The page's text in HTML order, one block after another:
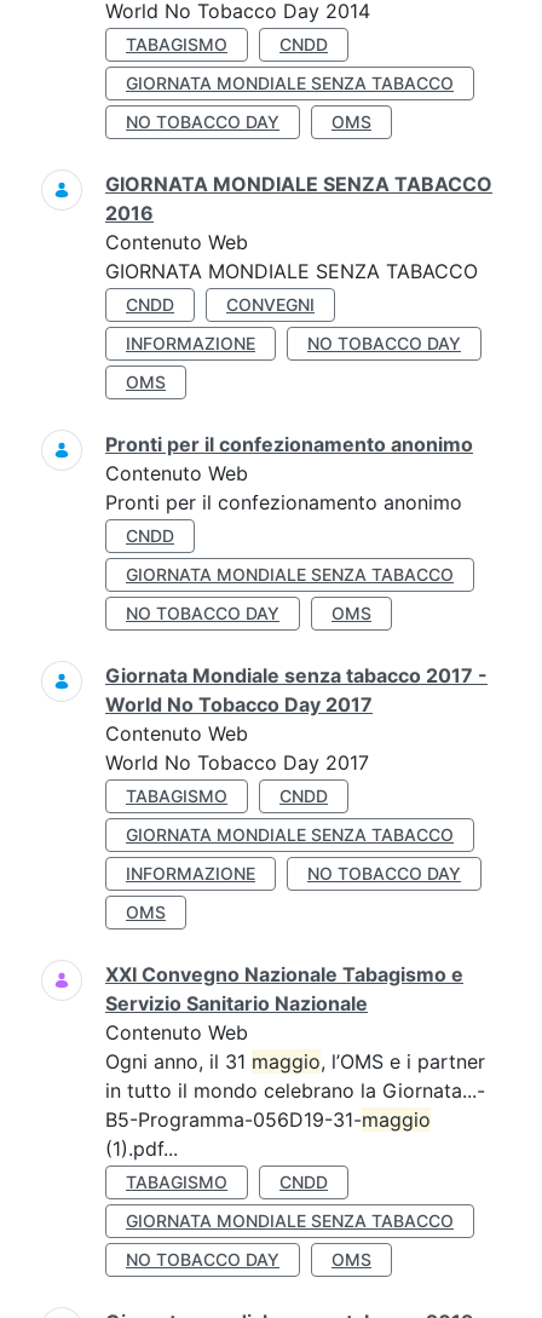
World No Tobacco Day 2014
TABAGISMO
CNDD
GIORNATA MONDIALE SENZA TABACCO
NO TOBACCO DAY
OMS
GIORNATA MONDIALE SENZA TABACCO
2016
Contenuto Web
GIORNATA MONDIALE SENZA TABACCO
CNDD
CONVEGNI
INFORMAZIONE
NO TOBACCO DAY
OMS
Pronti per il confezionamento anonimo
Contenuto Web
Pronti per il confezionamento anonimo
CNDD
GIORNATA MONDIALE SENZA TABACCO
NO TOBACCO DAY
OMS
Giornata Mondiale senza tabacco 2017 -
World No Tobacco Day 2017
Contenuto Web
World No Tobacco Day 2017
TABAGISMO
CNDD
GIORNATA MONDIALE SENZA TABACCO
INFORMAZIONE
NO TOBACCO DAY
OMS
XXI Convegno Nazionale Tabagismo e
Servizio Sanitario Nazionale
Contenuto Web
Ogni anno, il 31 maggio, l’OMS e i partner
in tutto il mondo celebrano la Giornata...-
B5-Programma-056D19-31-maggio
(1).pdf...
TABAGISMO
CNDD
GIORNATA MONDIALE SENZA TABACCO
NO TOBACCO DAY
OMS